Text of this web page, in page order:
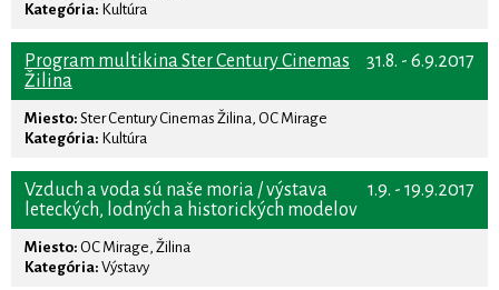
Kategória: Kultúra
31.8. - 6.9.2017
Program multikina Ster Century Cinemas
Žilina
Miesto: Ster Century Cinemas Žilina, OC Mirage
Kategória: Kultúra
1.9. - 19.9.2017
Vzduch a voda sú naše moria / výstava
leteckých, lodných a historických modelov
Miesto: OC Mirage, Žilina
Kategória: Výstavy